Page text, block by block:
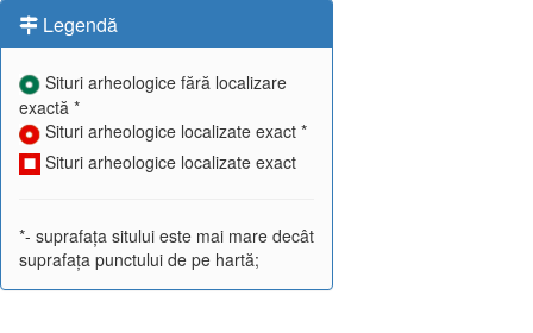
Legendă
Situri arheologice fără localizare
exactă *
Situri arheologice localizate exact *
Situri arheologice localizate exact
*- suprafața sitului este mai mare decât
suprafața punctului de pe hartă;